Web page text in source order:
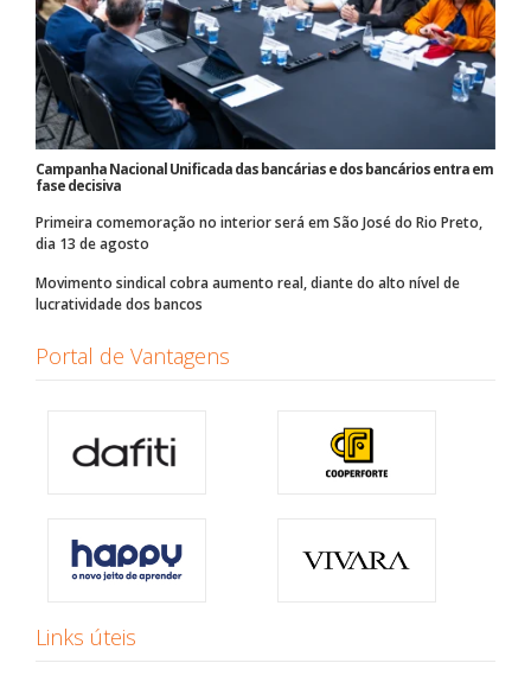
Campanha Nacional Unificada das bancárias e dos bancários entra em
fase decisiva
Primeira comemoração no interior será em São José do Rio Preto,
dia 13 de agosto
Movimento sindical cobra aumento real, diante do alto nível de
lucratividade dos bancos
Portal de Vantagens
Links úteis